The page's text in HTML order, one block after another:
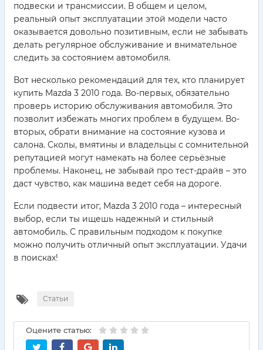
подвески и трансмиссии. В общем и целом,
реальный опыт эксплуатации этой модели часто
оказывается довольно позитивным, если не забывать
делать регулярное обслуживание и внимательное
следить за состоянием автомобиля.
Вот несколько рекомендаций для тех, кто планирует
купить Mazda 3 2010 года. Во-первых, обязательно
проверь историю обслуживания автомобиля. Это
позволит избежать многих проблем в будущем. Во-
вторых, обрати внимание на состояние кузова и
салона. Сколы, вмятины и владельцы с сомнительной
репутацией могут намекать на более серьёзные
проблемы. Наконец, не забывай про тест-драйв – это
даст чувство, как машина ведет себя на дороге.
Если подвести итог, Mazda 3 2010 года – интересный
выбор, если ты ищешь надежный и стильный
автомобиль. С правильным подходом к покупке
можно получить отличный опыт эксплуатации. Удачи
в поисках!
Статьи
Оцените статью: